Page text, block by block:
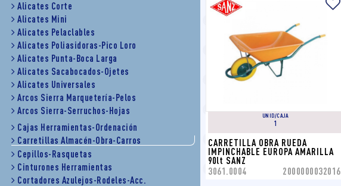
Alicates Corte
Alicates Mini
Alicates Pelaclables
Alicates Poliasidoras-Pico Loro
Alicates Punta-Boca Larga
Alicates Sacabocados-Ojetes
Alicates Universales
Arcos Sierra Marquetería-Pelos
Arcos Sierra-Serruchos-Hojas
Cajas Herramientas-Ordenación
Carretillas Almacén-Obra-Carros
Cepillos-Rasquetas
Cinturones Herramientas
Cortadores Azulejos-Rodeles-Acc.
UNID/CAJA
1
CARRETILLA OBRA RUEDA
IMPINCHABLE EUROPA AMARILLA
90lt SANZ
3061.0004 2000000032016